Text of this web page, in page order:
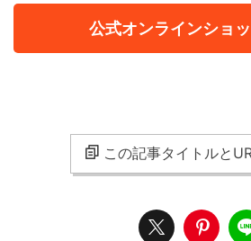
公式オンラインショ
この記事タイトルと